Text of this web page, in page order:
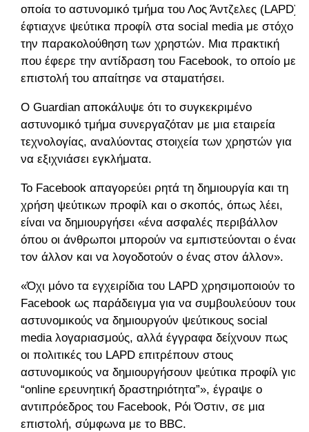
οποία το αστυνομικό τμήμα του Λος Άντζελες (LAPD)
έφτιαχνε ψεύτικα προφίλ στα social media με στόχο
την παρακολούθηση των χρηστών. Μια πρακτική
που έφερε την αντίδραση του Facebook, το οποίο με
επιστολή του απαίτησε να σταματήσει.
Ο Guardian αποκάλυψε ότι το συγκεκριμένο
αστυνομικό τμήμα συνεργαζόταν με μια εταιρεία
τεχνολογίας, αναλύοντας στοιχεία των χρηστών για
να εξιχνιάσει εγκλήματα.
To Facebook απαγορεύει ρητά τη δημιουργία και τη
χρήση ψεύτικων προφίλ και ο σκοπός, όπως λέει,
είναι να δημιουργήσει «ένα ασφαλές περιβάλλον
όπου οι άνθρωποι μπορούν να εμπιστεύονται ο ένας
τον άλλον και να λογοδοτούν ο ένας στον άλλον».
«Όχι μόνο τα εγχειρίδια του LAPD χρησιμοποιούν το
Facebook ως παράδειγμα για να συμβουλεύουν τους
αστυνομικούς να δημιουργούν ψεύτικους social
media λογαριασμούς, αλλά έγγραφα δείχνουν πως
οι πολιτικές του LAPD επιτρέπουν στους
αστυνομικούς να δημιουργήσουν ψεύτικα προφίλ για
“online ερευνητική δραστηριότητα”», έγραψε ο
αντιπρόεδρος του Facebook, Ρόι Όστιν, σε μια
επιστολή, σύμφωνα με το BBC.